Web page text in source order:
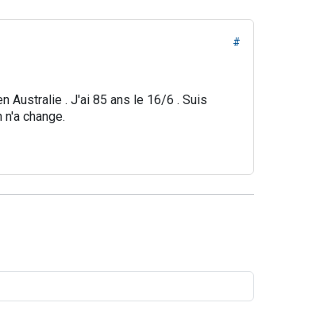
#
Australie . J'ai 85 ans le 16/6 . Suis
change.